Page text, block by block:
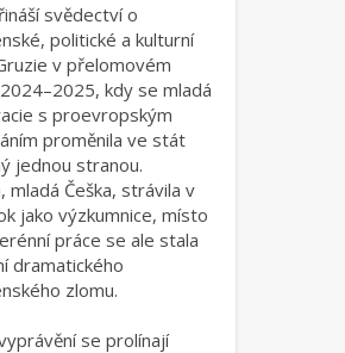
svědectví o
politické a kulturní
v přelomovém
kdy se mladá
s proevropským
proměnila ve stát
jednou stranou.
mladá Češka, strávila v
jako výzkumnice, místo
práce se ale stala
dramatického
zlomu.
se prolínají